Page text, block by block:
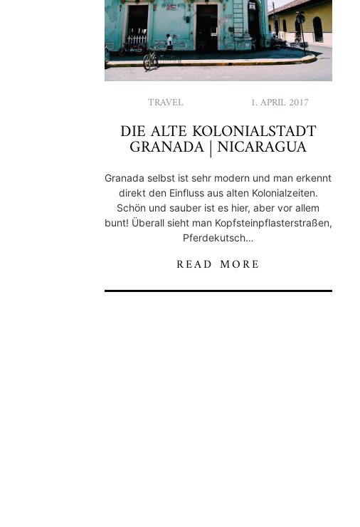
TRAVEL 1. APRIL 2017
DIE ALTE KOLONIALSTADT
GRANADA | NICARAGUA
Granada selbst ist sehr modern und man erkennt
direkt den Einfluss aus alten Kolonialzeiten.
Schön und sauber ist es hier, aber vor allem
bunt! Überall sieht man Kopfsteinpflasterstraßen,
Pferdekutsch…
READ MORE